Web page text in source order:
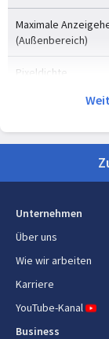
Maximale
(Außenbereich)
Pixeldichte
Markenspezifische
Interne
Benutzerspeicher
Max.
Unternehmen
Über uns
Wie wir arbeiten
Karriere
YouTube-Kanal
Business